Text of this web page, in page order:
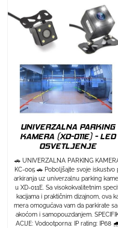
UNIVERZALNA PARKING
KAMERA (XD-011E) - LED
OSVETLJENJE
🚗 UNIVERZALNA PARKING
KC-005 🚗 Poboljšajte svoje iskustvo
arkiranja uz univerzalnu parking
u XD-011E. Sa visokokvalitetnim
kacijama i praktičnim dizajnom, ova
mera omogućava vam da parkirate sa l
akoćom i samopouzdanjem.
ACIJE: Vodootporna: IP rating: IP68